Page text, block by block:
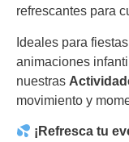
refrescantes para
Ideales para
animaciones
nuestras
movimiento y
¡Refresca tu